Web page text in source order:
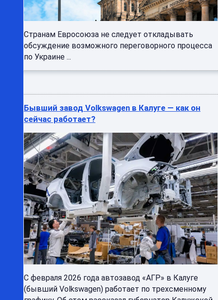
Странам Евросоюза не следует откладывать
обсуждение возможного переговорного процесса
по Украине ...
Бывший завод Volkswagen в Калуге — как он
сейчас работает?
С февраля 2026 года автозавод «АГР» в Калуге
(бывший Volkswagen) работает по трехсменному